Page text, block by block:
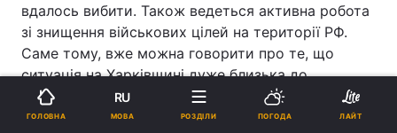
вдалось вибити. Також ведеться активна робота
зі знищення військових цілей на території РФ.
Саме тому, вже можна говорити про те, що
ситуація на Харківщині дуже близька до
стабілізації. Сили оборони крок за кроком
перехоплюють тактичну ініціативу на свій бік", -
ГОЛОВНА
RU
МОВА РОЗДІЛИ ПОГОДА ЛАЙТ